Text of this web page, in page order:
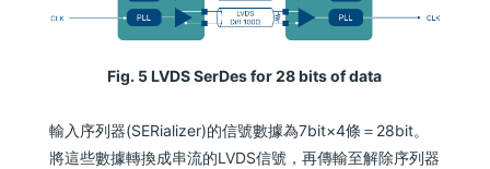
Fig. 5 LVDS SerDes for 28 bits of data
輸入序列器(SERializer)的信號數據為7bit×4條＝28bit。
將這些數據轉換成串流的LVDS信號，再傳輸至解除序列器